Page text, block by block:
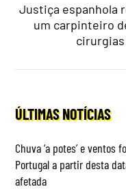
Justiça espanhola
um carpinteiro
ÚLTIMAS NOTÍCIAS
Chuva ‘a potes’ e
Portugal a partir desta
afetada